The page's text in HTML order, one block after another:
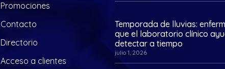
Promociones
Contacto
Directorio
Acceso a clientes
Temporada de lluvias:
que el laboratorio clínico
detectar a tiempo
julio 1, 2026